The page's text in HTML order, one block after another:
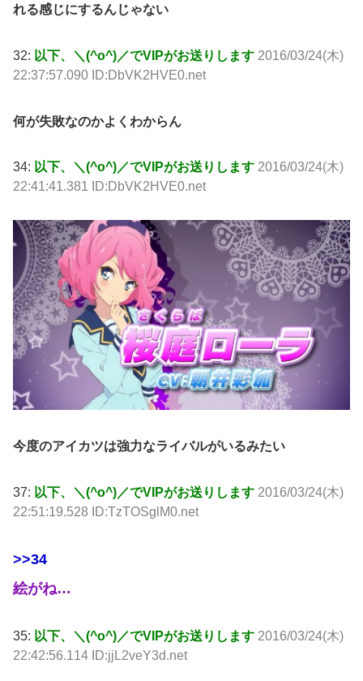
れる感じにするんじゃない
32: 以下、＼(^o^)／でVIPがお送りします 2016/03/24(木)
22:37:57.090 ID:DbVK2HVE0.net
何が失敗なのかよくわからん
34: 以下、＼(^o^)／でVIPがお送りします 2016/03/24(木)
22:41:41.381 ID:DbVK2HVE0.net
今度のアイカツは強力なライバルがいるみたい
37: 以下、＼(^o^)／でVIPがお送りします 2016/03/24(木)
22:51:19.528 ID:TzTOSglM0.net
>>34
絵がね…
35: 以下、＼(^o^)／でVIPがお送りします 2016/03/24(木)
22:42:56.114 ID:jjL2veY3d.net